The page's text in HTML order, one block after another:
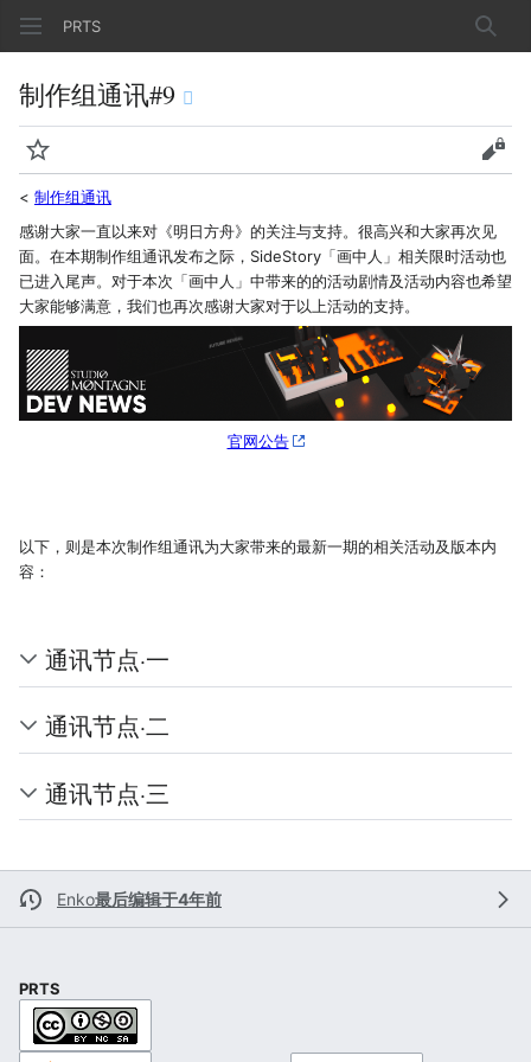
PRTS 搜索
制作组通讯#9
监视
查看
< 制作组通讯
感谢大家一直以来对《明日方舟》的关注与支持。很高兴和大家再次见
面。在本期制作组通讯发布之际，SideStory「画中人」相关限时活动也
已进入尾声。对于本次「画中人」中带来的的活动剧情及活动内容也希望
大家能够满意，我们也再次感谢大家对于以上活动的支持。
官网公告
以下，则是本次制作组通讯为大家带来的最新一期的相关活动及版本内
容：
通讯节点·一
通讯节点·二
通讯节点·三
Enko最后编辑于4年前
PRTS